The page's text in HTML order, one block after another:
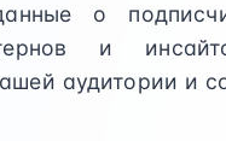
о
и
аудитории и